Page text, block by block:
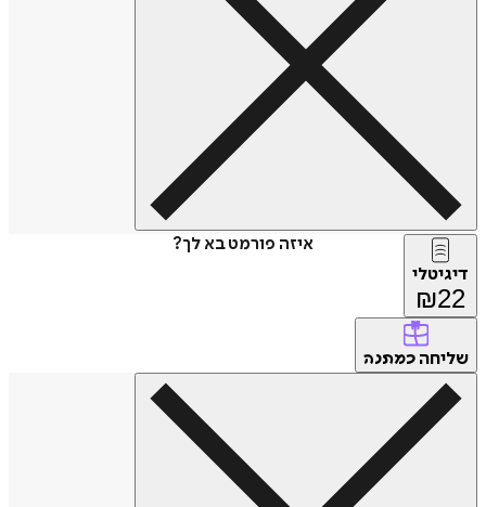
איזה פורמט בא לך?
דיגיטלי
₪22
שליחה כמתנה